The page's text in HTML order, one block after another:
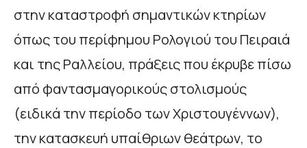
στην καταστροφή σηµαντικών κτηρίων
όπως του περίφηµου Ρολογιού του Πειραιά
και της Ραλλείου, πράξεις που έκρυβε πίσω
από φαντασµαγορικούς στολισµούς
(ειδικά την περίοδο των Χριστουγέννων),
την κατασκευή υπαίθριων θεάτρων, το